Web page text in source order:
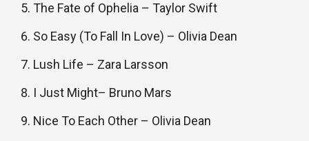
The Fate of Ophelia – Taylor Swift
So Easy (To Fall In Love) – Olivia Dean
Lush Life – Zara Larsson
I Just Might– Bruno Mars
Nice To Each Other – Olivia Dean